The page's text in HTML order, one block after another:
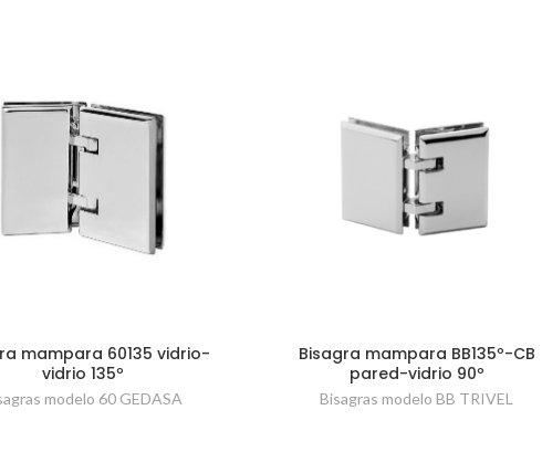
mampara 60135 vidrio-
vidrio 135º
modelo 60 GEDASA
Bisagra mampara BB135º-CB
pared-vidrio 90º
Bisagras modelo BB TRIVEL